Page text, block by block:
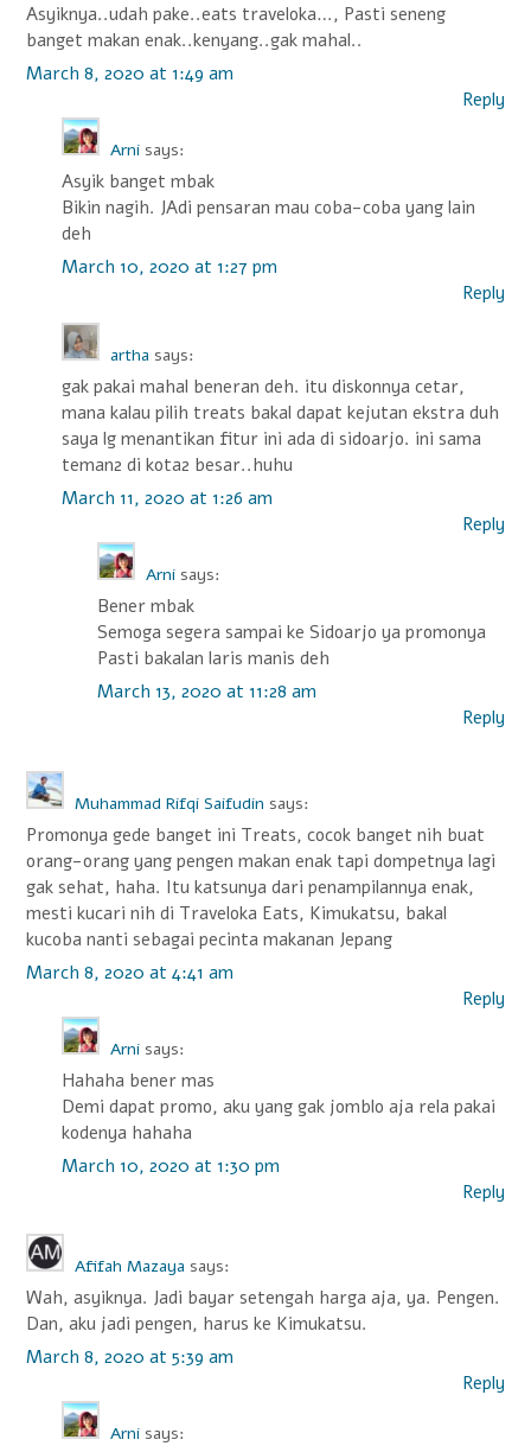
Asyiknya..udah pake..eats traveloka…, Pasti seneng
banget makan enak..kenyang..gak mahal..
March 8, 2020 at 1:49 am
Reply
Arni says:
Asyik banget mbak
Bikin nagih. JAdi pensaran mau coba-coba yang lain
deh
March 10, 2020 at 1:27 pm
Reply
artha says:
gak pakai mahal beneran deh. itu diskonnya cetar,
mana kalau pilih treats bakal dapat kejutan ekstra duh
saya lg menantikan fitur ini ada di sidoarjo. ini sama
teman2 di kota2 besar..huhu
March 11, 2020 at 1:26 am
Reply
Arni says:
Bener mbak
Semoga segera sampai ke Sidoarjo ya promonya
Pasti bakalan laris manis deh
March 13, 2020 at 11:28 am
Reply
Muhammad Rifqi Saifudin says:
Promonya gede banget ini Treats, cocok banget nih buat
orang-orang yang pengen makan enak tapi dompetnya lagi
gak sehat, haha. Itu katsunya dari penampilannya enak,
mesti kucari nih di Traveloka Eats, Kimukatsu, bakal
kucoba nanti sebagai pecinta makanan Jepang
March 8, 2020 at 4:41 am
Reply
Arni says:
Hahaha bener mas
Demi dapat promo, aku yang gak jomblo aja rela pakai
kodenya hahaha
March 10, 2020 at 1:30 pm
Reply
Afifah Mazaya says:
Wah, asyiknya. Jadi bayar setengah harga aja, ya. Pengen.
Dan, aku jadi pengen, harus ke Kimukatsu.
March 8, 2020 at 5:39 am
Reply
Arni says: